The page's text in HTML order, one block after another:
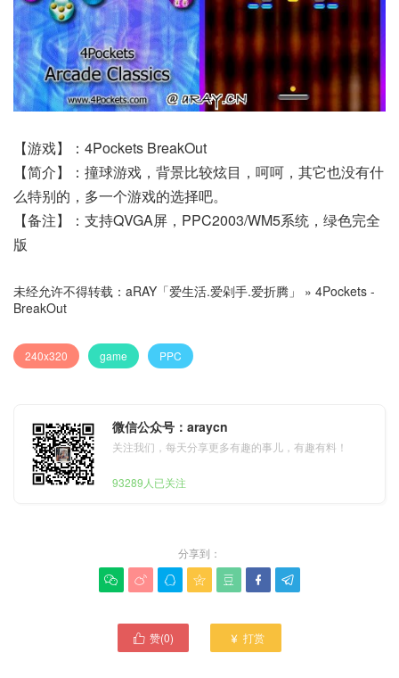
【游戏】：4Pockets BreakOut
【简介】：撞球游戏，背景比较炫目，呵呵，其它也没有什
么特别的，多一个游戏的选择吧。
【备注】：支持QVGA屏，PPC2003/WM5系统，绿色完全
版
未经允许不得转载： aRAY「爱生活.爱剁手.爱折腾」 » 4Pockets -
BreakOut
240x320 game PPC
微信公众号：araycn
关注我们，每天分享更多有趣的事儿，有趣有料！
93289人已关注
分享到：
      
 赞(0)  打赏